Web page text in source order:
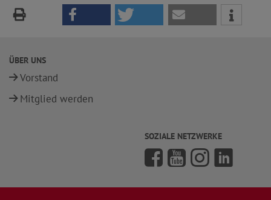
ÜBER UNS
Vorstand
Mitglied werden
SOZIALE NETZWERKE